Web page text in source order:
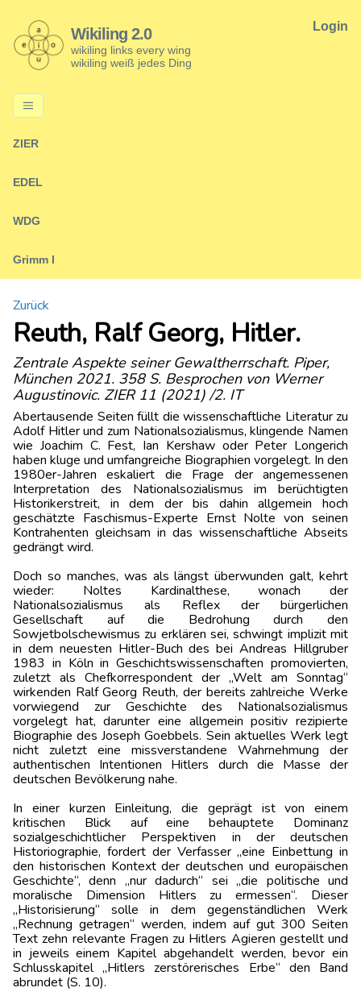
Wikiling 2.0
wikiling links every wing
wikiling weiß jedes Ding
Login
ZIER
EDEL
WDG
Grimm I
Zurück
Reuth, Ralf Georg, Hitler.
Zentrale Aspekte seiner Gewaltherrschaft. Piper,
München 2021. 358 S. Besprochen von Werner
Augustinovic. ZIER 11 (2021) /2. IT
Abertausende Seiten füllt die wissenschaftliche Literatur zu
Adolf Hitler und zum Nationalsozialismus, klingende Namen
wie Joachim C. Fest, Ian Kershaw oder Peter Longerich
haben kluge und umfangreiche Biographien vorgelegt. In den
1980er-Jahren eskaliert die Frage der angemessenen
Interpretation des Nationalsozialismus im berüchtigten
Historikerstreit, in dem der bis dahin allgemein hoch
geschätzte Faschismus-Experte Ernst Nolte von seinen
Kontrahenten gleichsam in das wissenschaftliche Abseits
gedrängt wird.
Doch so manches, was als längst überwunden galt, kehrt
wieder: Noltes Kardinalthese, wonach der
Nationalsozialismus als Reflex der bürgerlichen
Gesellschaft auf die Bedrohung durch den
Sowjetbolschewismus zu erklären sei, schwingt implizit mit
in dem neuesten Hitler-Buch des bei Andreas Hillgruber
1983 in Köln in Geschichtswissenschaften promovierten,
zuletzt als Chefkorrespondent der „Welt am Sonntag“
wirkenden Ralf Georg Reuth, der bereits zahlreiche Werke
vorwiegend zur Geschichte des Nationalsozialismus
vorgelegt hat, darunter eine allgemein positiv rezipierte
Biographie des Joseph Goebbels. Sein aktuelles Werk legt
nicht zuletzt eine missverstandene Wahrnehmung der
authentischen Intentionen Hitlers durch die Masse der
deutschen Bevölkerung nahe.
In einer kurzen Einleitung, die geprägt ist von einem
kritischen Blick auf eine behauptete Dominanz
sozialgeschichtlicher Perspektiven in der deutschen
Historiographie, fordert der Verfasser „eine Einbettung in
den historischen Kontext der deutschen und europäischen
Geschichte“, denn „nur dadurch“ sei „die politische und
moralische Dimension Hitlers zu ermessen“. Dieser
„Historisierung“ solle in dem gegenständlichen Werk
„Rechnung getragen“ werden, indem auf gut 300 Seiten
Text zehn relevante Fragen zu Hitlers Agieren gestellt und
in jeweils einem Kapitel abgehandelt werden, bevor ein
Schlusskapitel „Hitlers zerstörerisches Erbe“ den Band
abrundet (S. 10).